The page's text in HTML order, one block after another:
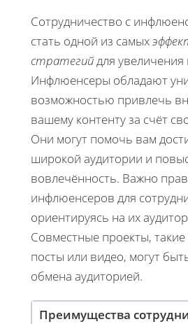
Сотрудничество с
стать одной из самых
стратегийдля увеличения
Инфлюенсеры обладают
возможностью привлечь
вашему контенту за счёт
Они могут помочь вам
широкой аудитории и
вовлечённость. Важно
инфлюенсеров для
ориентируясь на их
Совместные проекты, такие
посты или видео, могут
обмена аудиторией.
Преимущества